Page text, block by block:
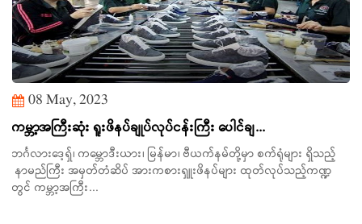
08 May, 2023
ကမ္ဘာ့အကြီးဆုံး ရူးဖိနပ်ချုပ်လုပ်ငန်းကြီး ပေါင်ချ...
ဘင်္ဂလားဒေ့ရှ်၊ ကမ္ဘောဒီးယား၊ မြန်မာ၊ ဗီယက်နမ်တို့မှာ စက်ရုံများ ရှိသည့်
နာမည်ကြီး အမှတ်တံဆိပ် အားကစားရှူးဖိနပ်များ ထုတ်လုပ်သည့်ကဏ္ဍ
တွင် ကမ္ဘာ့အကြီး...